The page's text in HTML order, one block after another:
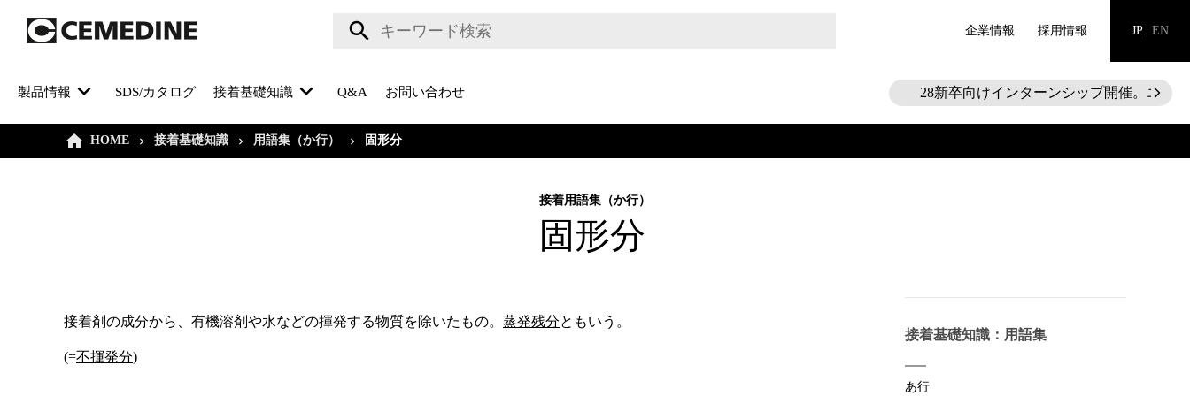
企業情報 採用情報 JP EN
製品情報 SDS/カタログ 接着基礎知識 Q&A お問い合わせ 28新卒向けインターンシップ開催。エント
arrow_forward_ios
HOME 接着基礎知識 用語集（か行） 固形分
接着用語集（か行）
固形分
接着剤の成分から、有機溶剤や水などの揮発する物質を除いたもの。 蒸発残分ともいう。
(=不揮発分)
接着基礎知識：用語集
あ行